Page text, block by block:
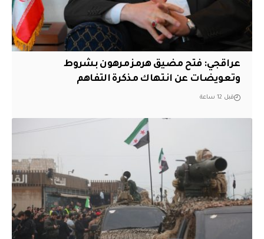
عراقجي: فتح مضيق هرمز مرهون بشروط
وتعويضات عن انتهاك مذكرة التفاهم
قبل 12 ساعة